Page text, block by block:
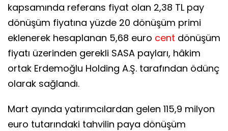
kapsamında referans fiyat olan 2,38 TL pay
dönüşüm fiyatına yüzde 20 dönüşüm primi
eklenerek hesaplanan 5,68 euro cent dönüşüm
fiyatı üzerinden gerekli SASA payları, hâkim
ortak Erdemoğlu Holding A.Ş. tarafından ödünç
olarak sağlandı.
Mart ayında yatırımcılardan gelen 115,9 milyon
euro tutarındaki tahvilin paya dönüşüm